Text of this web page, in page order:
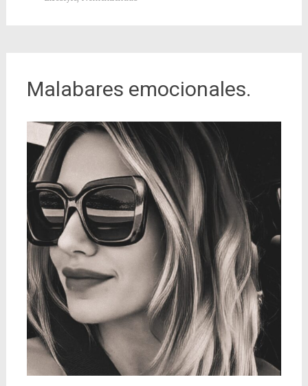
Malabares emocionales.